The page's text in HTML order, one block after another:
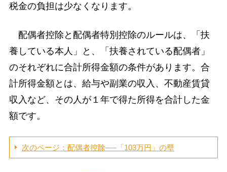
税金の負担は少なくなります。
配偶者控除と配偶者特別控除のルールは、「扶
養している本人」と、「扶養されている配偶者」
のそれぞれに合計所得金額の条件があります。合
計所得金額とは、給与や副業の収入、不動産賃貸
収入など、その人が１年で得た所得を合計した金
額です。
次のページ：配偶者控除──「103万円」の壁